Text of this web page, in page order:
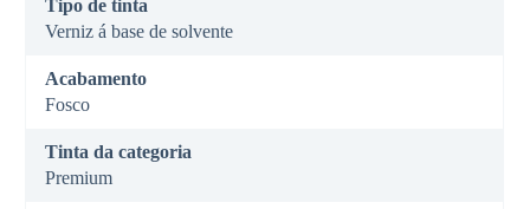
Tipo de tinta
Verniz á base de solvente
Acabamento
Fosco
Tinta da categoria
Premium